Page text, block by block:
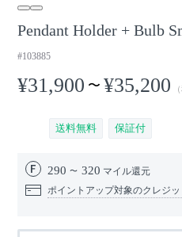
Pendant Holder + Bulb
#103885
¥31,900 〜 ¥35,200
送料無料 保証付
290 320 マイル還元
ポイントアップ対象のクレジ